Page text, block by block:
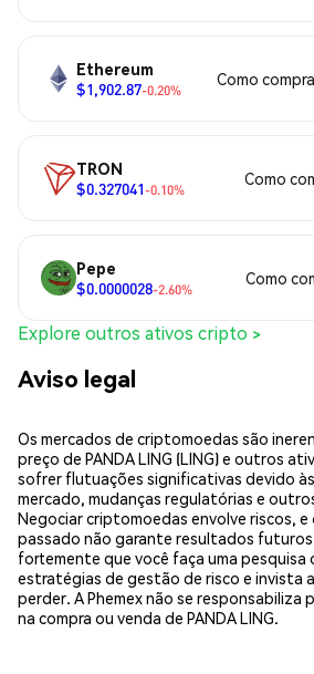
Ethereum
$1,902.87-0.20%
Como
TRON
$0.327041-0.10%
Como
Pepe
$0.0000028-2.60%
Como
Explore outros ativos cripto >
Aviso legal
Os mercados de criptomoedas são
preço de PANDA LING (LING) e outros
sofrer flutuações significativas devido
mercado, mudanças regulatórias e
Negociar criptomoedas envolve riscos, e
passado não garante resultados
fortemente que você faça uma pesquisa
estratégias de gestão de risco e invista
perder. A Phemex não se responsabiliza
na compra ou venda de PANDA LING.